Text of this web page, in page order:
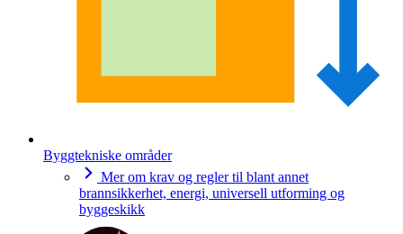
Byggtekniske områder
Mer om krav og regler til blant annet
brannsikkerhet, energi, universell utforming og
byggeskikk